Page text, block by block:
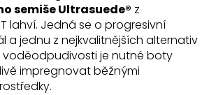
semiše Ultrasuede® z
lahví. Jedná se o progresivní
a jednu z nejkvalitnějších alternativ
voděodpudivosti je nutné boty
impregnovat běžnými